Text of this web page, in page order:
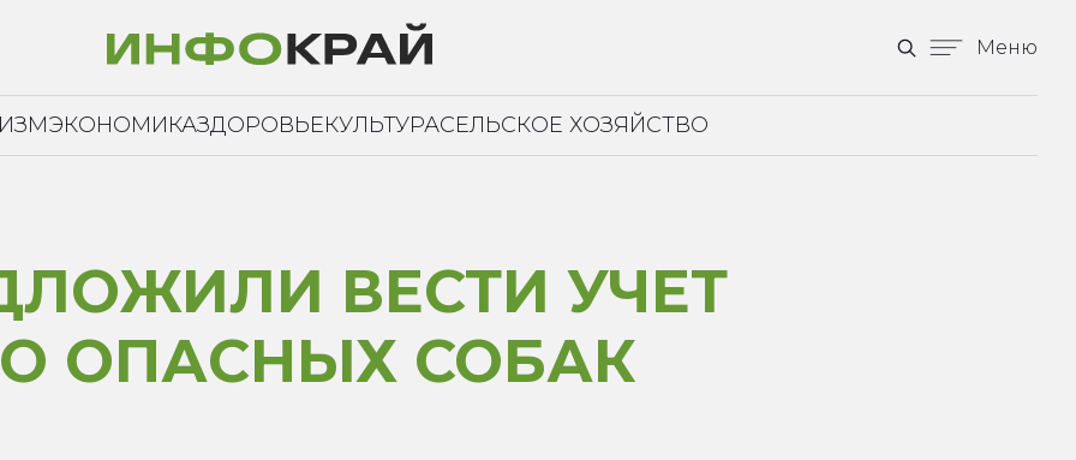
Меню
ЭКОНОМИКАЗДОРОВЬЕКУЛЬТУРАСЕЛЬСКОЕ ХОЗЯЙСТВО
ВЕСТИ УЧЕТ
ОПАСНЫХ СОБАК